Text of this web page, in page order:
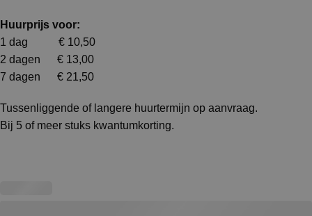
Huurprijs voor:
1 dag € 10,50
2 dagen € 13,00
7 dagen € 21,50
Tussenliggende of langere huurtermijn op aanvraag.
Bij 5 of meer stuks kwantumkorting.